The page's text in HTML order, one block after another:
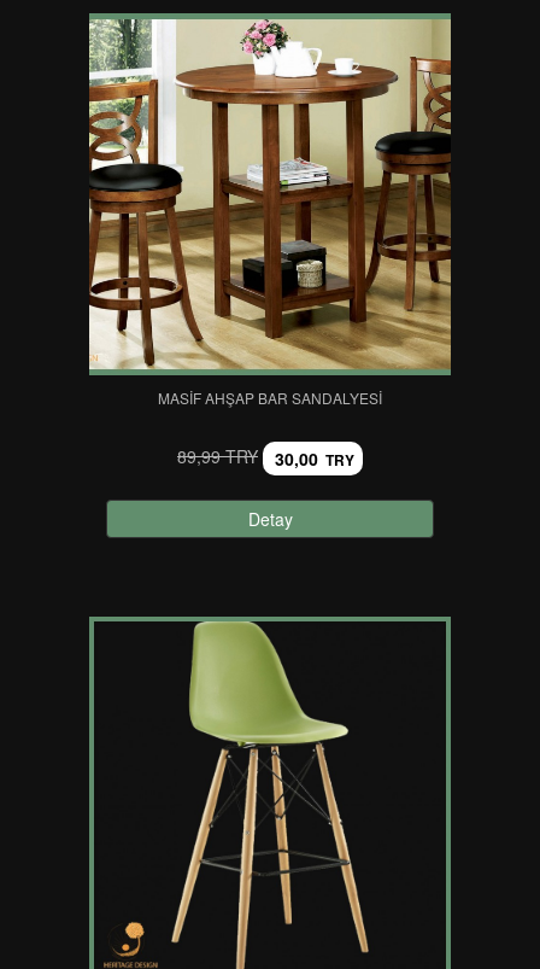
MASIF AHŞAP BAR SANDALYESI
89,99 TRY 30,00 TRY
Detay